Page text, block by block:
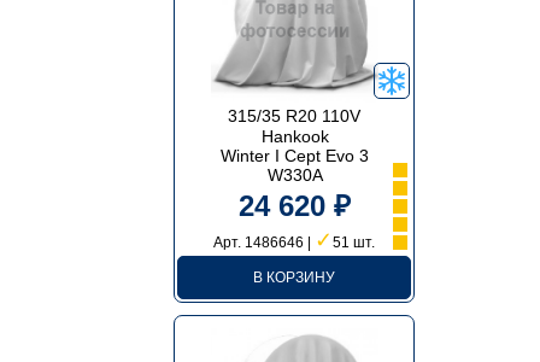
315/35 R20 110V
Hankook
Winter I Cept Evo 3
W330A
24 620 ₽
Арт. 1486646 | ✓51 шт.
В КОРЗИНУ